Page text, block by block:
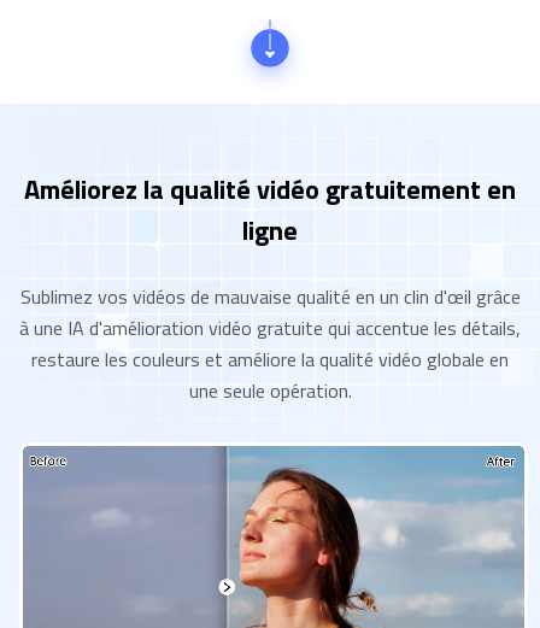
Améliorez la qualité vidéo gratuitement en
ligne
Sublimez vos vidéos de mauvaise qualité en un clin d'œil grâce
à une IA d'amélioration vidéo gratuite qui accentue les détails,
restaure les couleurs et améliore la qualité vidéo globale en
une seule opération.